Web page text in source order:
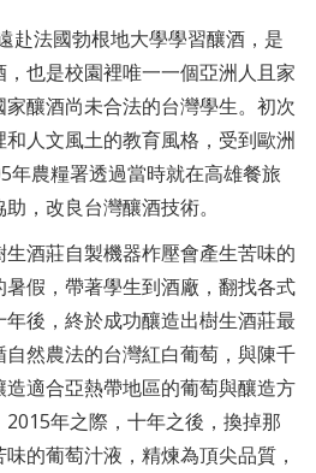
赴法國勃根地大學學習釀酒，是
也是校園裡唯一一個亞洲人且家
釀酒尚未合法的台灣學生。初次
人文風土的教育風格，受到歐洲
年農糧署透過當時就在高雄餐旅
，改良台灣釀酒技術。
酒莊自製機器柞壓會產生苦味的
假，帶著學生到酒廠，翻找各式
後，終於成功釀造出樹生酒莊最
然農法的台灣紅白葡萄，與陳千
適合亞熱帶地區的葡萄與釀造方
年之際，十年之後，換掉那
的葡萄汁液，精煉為頂尖品質，